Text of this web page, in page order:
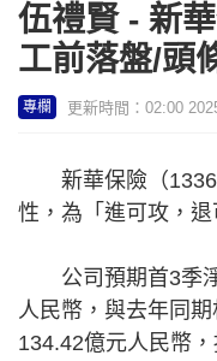
伍禮賢 - 新
工前落盤/頭
專欄 更新時間：02:00
新華保險（1336
性，為「進可攻，退
公司預期首3季淨
人民幣，與去年同
134.42億元人民幣